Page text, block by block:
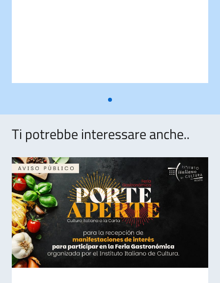
Ti potrebbe interessare anche..